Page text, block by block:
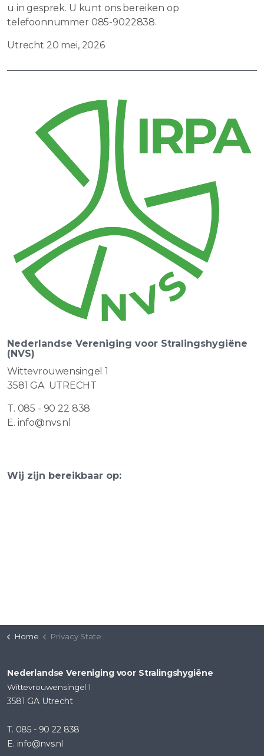
u in gesprek. U kunt ons bereiken op
telefoonnummer 085-9022838.
Utrecht 20 mei, 2026
Nederlandse Vereniging voor Stralingshygiëne
(NVS)
Wittevrouwensingel 1
3581 GA UTRECHT
T. 085 - 90 22 838
E. info@nvs.nl
Wij zijn bereikbaar op:
Home Privacy Statement
Nederlandse Vereniging voor Stralingshygiëne
Wittevrouwensingel 1
3581 GA Utrecht
T. 085 - 90 22 838
E. info@nvs.nl